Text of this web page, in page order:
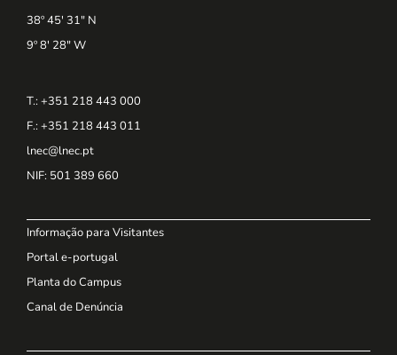
38º 45' 31" N
9º 8' 28" W
T.: +351 218 443 000
F.: +351 218 443 011
lnec@lnec.pt
NIF: 501 389 660
Informação para Visitantes
Portal e-portugal
Planta do Campus
Canal de Denúncia